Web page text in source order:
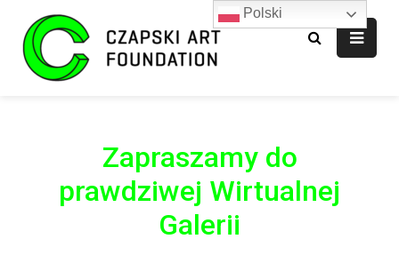
Fundacja CAF
Zapraszamy do
prawdziwej Wirtualnej
Galerii
Polski